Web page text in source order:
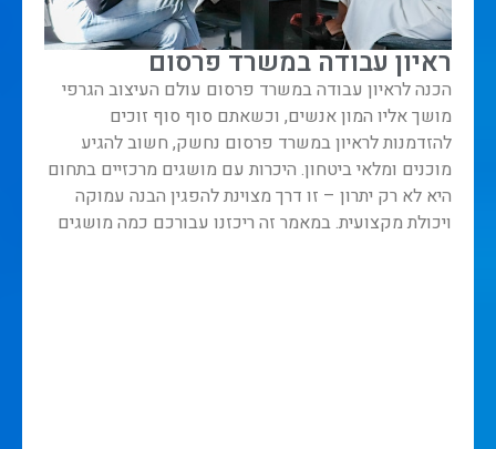
ראיון עבודה במשרד פרסום
הכנה לראיון עבודה במשרד פרסום עולם העיצוב הגרפי
מושך אליו המון אנשים, וכשאתם סוף סוף זוכים
להזדמנות לראיון במשרד פרסום נחשק, חשוב להגיע
מוכנים ומלאי ביטחון. היכרות עם מושגים מרכזיים בתחום
היא לא רק יתרון – זו דרך מצוינת להפגין הבנה עמוקה
ויכולת מקצועית. במאמר זה ריכזנו עבורכם כמה מושגים